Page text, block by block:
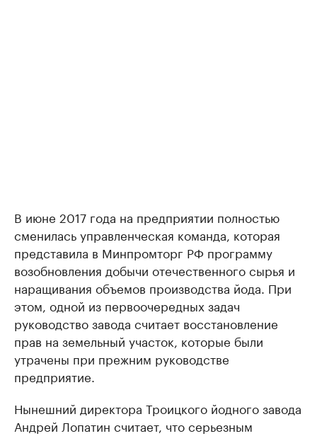
В июне 2017 года на предприятии полностью
сменилась управленческая команда, которая
представила в Минпромторг РФ программу
возобновления добычи отечественного сырья и
наращивания объемов производства йода. При
этом, одной из первоочередных задач
руководство завода считает восстановление
прав на земельный участок, которые были
утрачены при прежним руководстве
предприятие.
Нынешний директора Троицкого йодного завода
Андрей Лопатин считает, что серьезным